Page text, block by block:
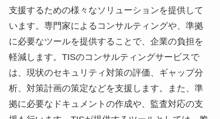
支援するための様々なソリューションを提供して
います。専門家によるコンサルティングや、準拠
に必要なツールを提供することで、企業の負担を
軽減します。TISのコンサルティングサービスで
は、現状のセキュリティ対策の評価、ギャップ分
析、対策計画の策定などを支援します。また、準
拠に必要なドキュメントの作成や、監査対応の支